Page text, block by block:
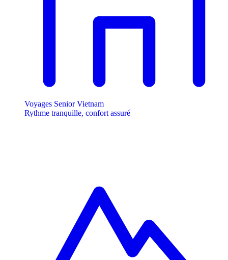
Voyages Senior Vietnam
Rythme tranquille, confort assuré